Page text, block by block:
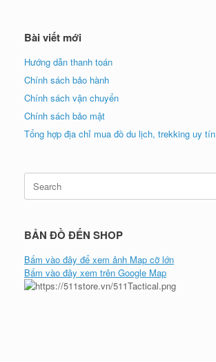
Bài viết mới
Hướng dẫn thanh toán
Chính sách bảo hành
Chính sách vận chuyển
Chính sách bảo mật
Tổng hợp địa chỉ mua đồ du lịch, trekking uy tín
Search
for:
BẢN ĐỒ ĐẾN SHOP
Bấm vào đây để xem ảnh Map cỡ lớn
Bấm vào đây xem trên Google Map